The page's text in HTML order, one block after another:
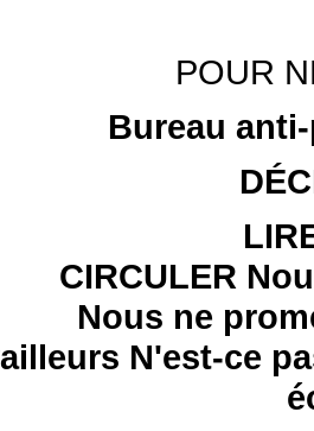
POUR
Bureau
CIRCULER
Nous ne
N'est-ce